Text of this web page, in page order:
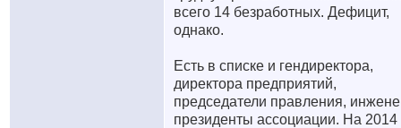
всего 14 безработных. Дефицит,
однако.
Есть в списке и гендиректора,
директора предприятий,
председатели правления,
президенты ассоциации. На 2014